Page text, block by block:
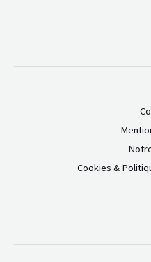
Cookies &